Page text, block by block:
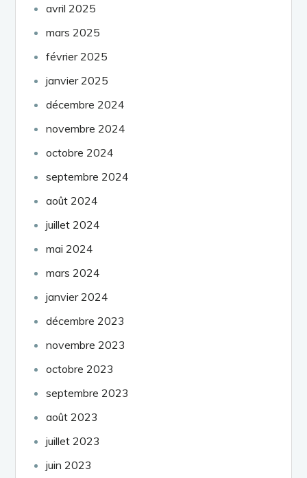
avril 2025
mars 2025
février 2025
janvier 2025
décembre 2024
novembre 2024
octobre 2024
septembre 2024
août 2024
juillet 2024
mai 2024
mars 2024
janvier 2024
décembre 2023
novembre 2023
octobre 2023
septembre 2023
août 2023
juillet 2023
juin 2023